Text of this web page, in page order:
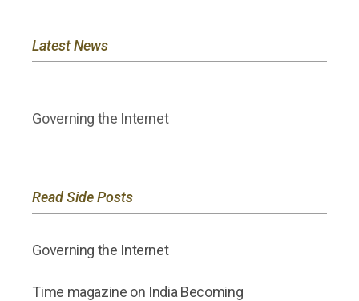
Latest News
Governing the Internet
Read Side Posts
Governing the Internet
Time magazine on India Becoming